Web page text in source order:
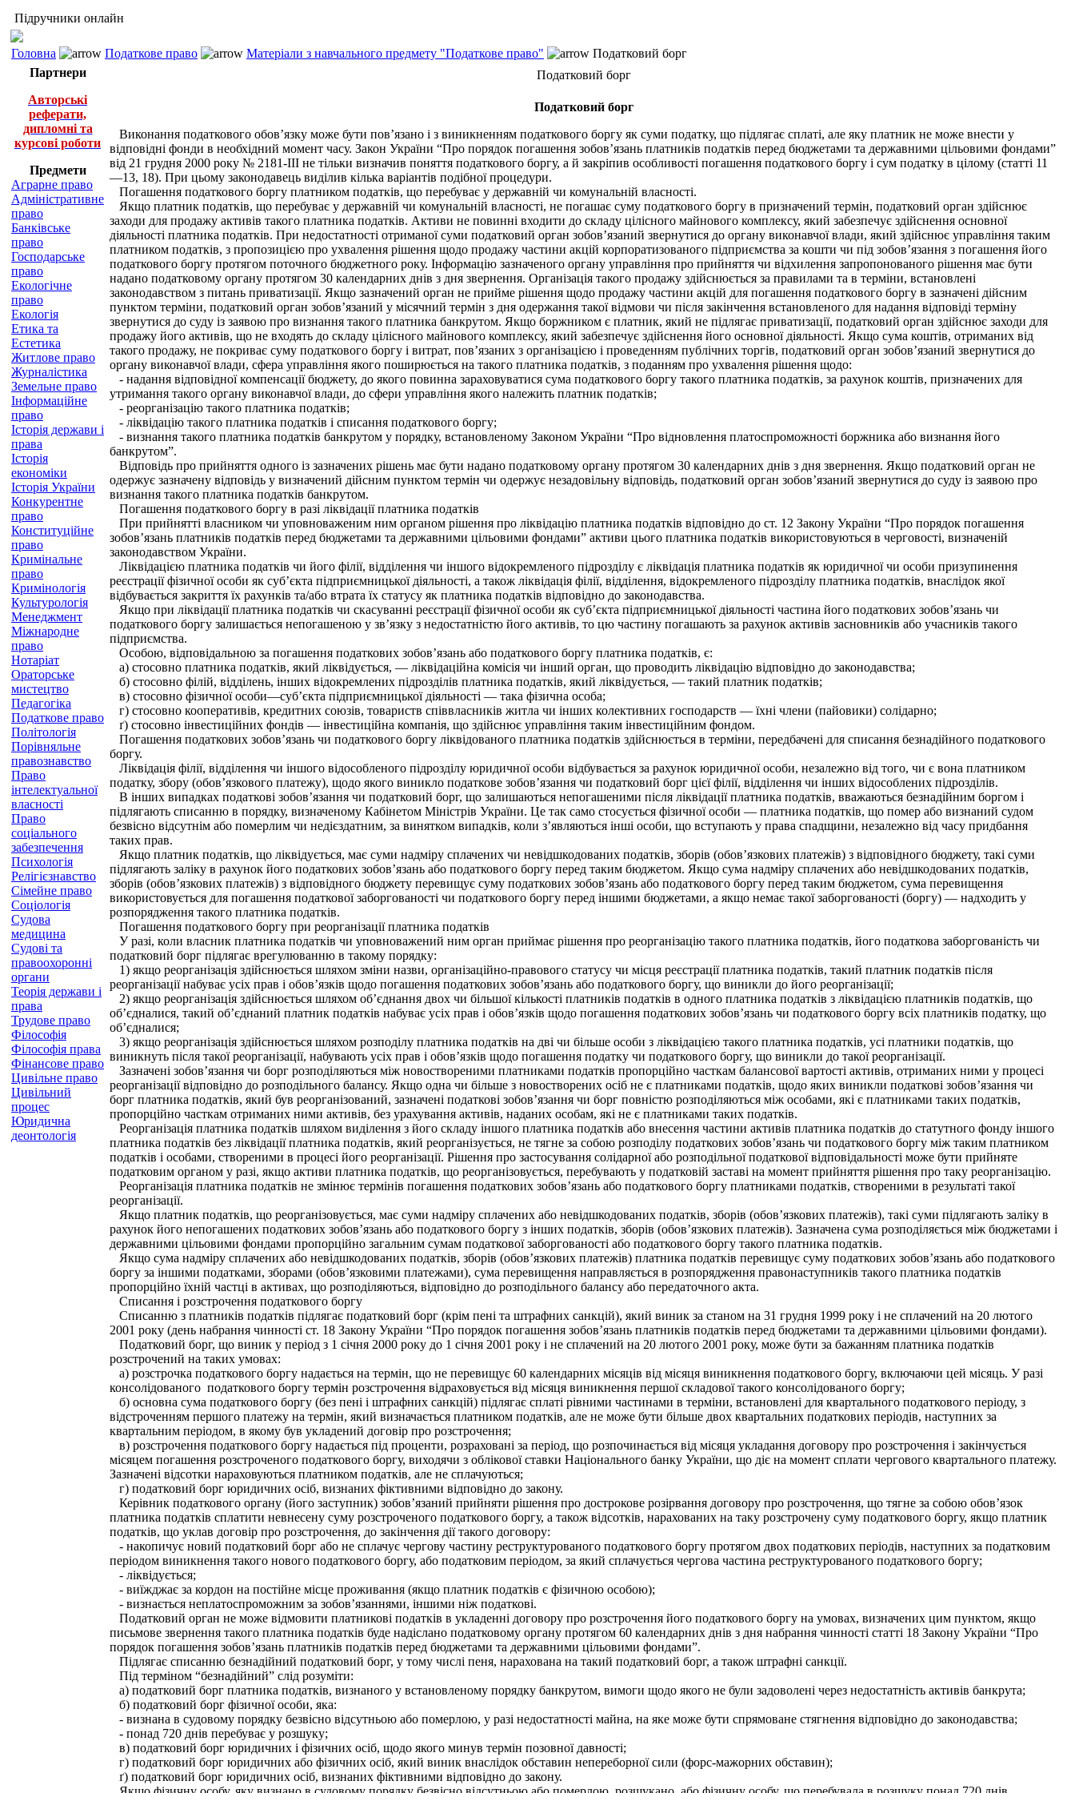
Підручники онлайн
Головна Податкове право Матеріали з навчального предмету "Податкове право"
Податковий борг
Партнери
Авторські
реферати,
дипломні та
курсові роботи
Предмети
Аграрне право
Адміністративне
право
Банківське
право
Господарське
право
Екологічне
право
Екологія
Етика та
Естетика
Житлове право
Журналістика
Земельне право
Інформаційне
право
Історія держави і
права
Історія
економіки
Історія України
Конкурентне
право
Конституційне
право
Кримінальне
право
Кримінологія
Культурологія
Менеджмент
Міжнародне
право
Нотаріат
Ораторське
мистецтво
Педагогіка
Податкове право
Політологія
Порівняльне
правознавство
Право
інтелектуальної
власності
Право
соціального
забезпечення
Психологія
Релігієзнавство
Сімейне право
Соціологія
Судова
медицина
Судові та
правоохоронні
органи
Теорія держави і
права
Трудове право
Філософія
Філософія права
Фінансове право
Цивільне право
Цивільний
процес
Юридична
деонтологія
Податковий борг
Податковий борг
Виконання податкового обов’язку може бути пов’язано і з виникненням податкового боргу як суми податку, що підлягає сплаті, але яку платник не може внести у
відповідні фонди в необхідний момент часу. Закон України “Про порядок погашення зобов’язань платників податків перед бюджетами та державними цільовими фондами”
від 21 грудня 2000 року № 2181-ІІІ не тільки визначив поняття податкового боргу, а й закріпив особливості погашення податкового боргу і сум податку в цілому (статті 11
—13, 18). При цьому законодавець виділив кілька варіантів подібної процедури.
Погашення податкового боргу платником податків, що перебуває у державній чи комунальній власності.
Якщо платник податків, що перебуває у державній чи комунальній власності, не погашає суму податкового боргу в призначений термін, податковий орган здійснює
заходи для продажу активів такого платника податків. Активи не повинні входити до складу цілісного майнового комплексу, який забезпечує здійснення основної
діяльності платника податків. При недостатності отриманої суми податковий орган зобов’язаний звернутися до органу виконавчої влади, який здійснює управління таким
платником податків, з пропозицією про ухвалення рішення щодо продажу частини акцій корпоратизованого підприємства за кошти чи під зобов’язання з погашення його
податкового боргу протягом поточного бюджетного року. Інформацію зазначеного органу управління про прийняття чи відхилення запропонованого рішення має бути
надано податковому органу протягом 30 календарних днів з дня звернення. Організація такого продажу здійснюється за правилами та в терміни, встановлені
законодавством з питань приватизації. Якщо зазначений орган не прийме рішення щодо продажу частини акцій для погашення податкового боргу в зазначені дійсним
пунктом терміни, податковий орган зобов’язаний у місячний термін з дня одержання такої відмови чи після закінчення встановленого для надання відповіді терміну
звернутися до суду із заявою про визнання такого платника банкрутом. Якщо боржником є платник, який не підлягає приватизації, податковий орган здійснює заходи для
продажу його активів, що не входять до складу цілісного майнового комплексу, який забезпечує здійснення його основної діяльності. Якщо сума коштів, отриманих від
такого продажу, не покриває суму податкового боргу і витрат, пов’язаних з організацією і проведенням публічних торгів, податковий орган зобов’язаний звернутися до
органу виконавчої влади, сфера управління якого поширюється на такого платника податків, з поданням про ухвалення рішення щодо:
- надання відповідної компенсації бюджету, до якого повинна зараховуватися сума податкового боргу такого платника податків, за рахунок коштів, призначених для
утримання такого органу виконавчої влади, до сфери управління якого належить платник податків;
- реорганізацію такого платника податків;
- ліквідацію такого платника податків і списання податкового боргу;
- визнання такого платника податків банкрутом у порядку, встановленому Законом України “Про відновлення платоспроможності боржника або визнання його
банкрутом”.
Відповідь про прийняття одного із зазначених рішень має бути надано податковому органу протягом 30 календарних днів з дня звернення. Якщо податковий орган не
одержує зазначену відповідь у визначений дійсним пунктом термін чи одержує незадовільну відповідь, податковий орган зобов’язаний звернутися до суду із заявою про
визнання такого платника податків банкрутом.
Погашення податкового боргу в разі ліквідації платника податків
При прийнятті власником чи уповноваженим ним органом рішення про ліквідацію платника податків відповідно до ст. 12 Закону України “Про порядок погашення
зобов’язань платників податків перед бюджетами та державними цільовими фондами” активи цього платника податків використовуються в черговості, визначеній
законодавством України.
Ліквідацією платника податків чи його філії, відділення чи іншого відокремленого підрозділу є ліквідація платника податків як юридичної чи особи призупинення
реєстрації фізичної особи як суб’єкта підприємницької діяльності, а також ліквідація філії, відділення, відокремленого підрозділу платника податків, внаслідок якої
відбувається закриття їх рахунків та/або втрата їх статусу як платника податків відповідно до законодавства.
Якщо при ліквідації платника податків чи скасуванні реєстрації фізичної особи як суб’єкта підприємницької діяльності частина його податкових зобов’язань чи
податкового боргу залишається непогашеною у зв’язку з недостатністю його активів, то цю частину погашають за рахунок активів засновників або учасників такого
підприємства.
Особою, відповідальною за погашення податкових зобов’язань або податкового боргу платника податків, є:
а) стосовно платника податків, який ліквідується, — ліквідаційна комісія чи інший орган, що проводить ліквідацію відповідно до законодавства;
б) стосовно філій, відділень, інших відокремлених підрозділів платника податків, який ліквідується, — такий платник податків;
в) стосовно фізичної особи—суб’єкта підприємницької діяльності — така фізична особа;
г) стосовно кооперативів, кредитних союзів, товариств співвласників житла чи інших колективних господарств — їхні члени (пайовики) солідарно;
ґ) стосовно інвестиційних фондів — інвестиційна компанія, що здійснює управління таким інвестиційним фондом.
Погашення податкових зобов’язань чи податкового боргу ліквідованого платника податків здійснюється в терміни, передбачені для списання безнадійного податкового
боргу.
Ліквідація філії, відділення чи іншого відособленого підрозділу юридичної особи відбувається за рахунок юридичної особи, незалежно від того, чи є вона платником
податку, збору (обов’язкового платежу), щодо якого виникло податкове зобов’язання чи податковий борг цієї філії, відділення чи інших відособлених підрозділів.
В інших випадках податкові зобов’язання чи податковий борг, що залишаються непогашеними після ліквідації платника податків, вважаються безнадійним боргом і
підлягають списанню в порядку, визначеному Кабінетом Міністрів України. Це так само стосується фізичної особи — платника податків, що помер або визнаний судом
безвісно відсутнім або померлим чи недієздатним, за винятком випадків, коли з’являються інші особи, що вступають у права спадщини, незалежно від часу придбання
таких прав.
Якщо платник податків, що ліквідується, має суми надміру сплачених чи невідшкодованих податків, зборів (обов’язкових платежів) з відповідного бюджету, такі суми
підлягають заліку в рахунок його податкових зобов’язань або податкового боргу перед таким бюджетом. Якщо сума надміру сплачених або невідшкодованих податків,
зборів (обов’язкових платежів) з відповідного бюджету перевищує суму податкових зобов’язань або податкового боргу перед таким бюджетом, сума перевищення
використовується для погашення податкової заборгованості чи податкового боргу перед іншими бюджетами, а якщо немає такої заборгованості (боргу) — надходить у
розпорядження такого платника податків.
Погашення податкового боргу при реорганізації платника податків
У разі, коли власник платника податків чи уповноважений ним орган приймає рішення про реорганізацію такого платника податків, його податкова заборгованість чи
податковий борг підлягає врегулюванню в такому порядку:
1) якщо реорганізація здійснюється шляхом зміни назви, організаційно-правового статусу чи місця реєстрації платника податків, такий платник податків після
реорганізації набуває усіх прав і обов’язків щодо погашення податкових зобов’язань або податкового боргу, що виникли до його реорганізації;
2) якщо реорганізація здійснюється шляхом об’єднання двох чи більшої кількості платників податків в одного платника податків з ліквідацією платників податків, що
об’єдналися, такий об’єднаний платник податків набуває усіх прав і обов’язків щодо погашення податкових зобов’язань чи податкового боргу всіх платників податку, що
об’єдналися;
3) якщо реорганізація здійснюється шляхом розподілу платника податків на дві чи більше особи з ліквідацією такого платника податків, усі платники податків, що
виникнуть після такої реорганізації, набувають усіх прав і обов’язків щодо погашення податку чи податкового боргу, що виникли до такої реорганізації.
Зазначені зобов’язання чи борг розподіляються між новоствореними платниками податків пропорційно часткам балансової вартості активів, отриманих ними у процесі
реорганізації відповідно до розподільного балансу. Якщо одна чи більше з новостворених осіб не є платниками податків, щодо яких виникли податкові зобов’язання чи
борг платника податків, який був реорганізований, зазначені податкові зобов’язання чи борг повністю розподіляються між особами, які є платниками таких податків,
пропорційно часткам отриманих ними активів, без урахування активів, наданих особам, які не є платниками таких податків.
Реорганізація платника податків шляхом виділення з його складу іншого платника податків або внесення частини активів платника податків до статутного фонду іншого
платника податків без ліквідації платника податків, який реорганізується, не тягне за собою розподілу податкових зобов’язань чи податкового боргу між таким платником
податків і особами, створеними в процесі його реорганізації. Рішення про застосування солідарної або розподільної податкової відповідальності може бути прийняте
податковим органом у разі, якщо активи платника податків, що реорганізовується, перебувають у податковій заставі на момент прийняття рішення про таку реорганізацію.
Реорганізація платника податків не змінює термінів погашення податкових зобов’язань або податкового боргу платниками податків, створеними в результаті такої
реорганізації.
Якщо платник податків, що реорганізовується, має суми надміру сплачених або невідшкодованих податків, зборів (обов’язкових платежів), такі суми підлягають заліку в
рахунок його непогашених податкових зобов’язань або податкового боргу з інших податків, зборів (обов’язкових платежів). Зазначена сума розподіляється між бюджетами і
державними цільовими фондами пропорційно загальним сумам податкової заборгованості або податкового боргу такого платника податків.
Якщо сума надміру сплачених або невідшкодованих податків, зборів (обов’язкових платежів) платника податків перевищує суму податкових зобов’язань або податкового
боргу за іншими податками, зборами (обов’язковими платежами), сума перевищення направляється в розпорядження правонаступників такого платника податків
пропорційно їхній частці в активах, що розподіляються, відповідно до розподільного балансу або передаточного акта.
Списання і розстрочення податкового боргу
Списанню з платників податків підлягає податковий борг (крім пені та штрафних санкцій), який виник за станом на 31 грудня 1999 року і не сплачений на 20 лютого
2001 року (день набрання чинності ст. 18 Закону України “Про порядок погашення зобов’язань платників податків перед бюджетами та державними цільовими фондами).
Податковий борг, що виник у період з 1 січня 2000 року до 1 січня 2001 року і не сплачений на 20 лютого 2001 року, може бути за бажанням платника податків
розстрочений на таких умовах:
а) розстрочка податкового боргу надається на термін, що не перевищує 60 календарних місяців від місяця виникнення податкового боргу, включаючи цей місяць. У разі
консолідованого податкового боргу термін розстрочення відраховується від місяця виникнення першої складової такого консолідованого боргу;
б) основна сума податкового боргу (без пені і штрафних санкцій) підлягає сплаті рівними частинами в терміни, встановлені для квартального податкового періоду, з
відстроченням першого платежу на термін, який визначається платником податків, але не може бути більше двох квартальних податкових періодів, наступних за
квартальним періодом, в якому був укладений договір про розстрочення;
в) розстрочення податкового боргу надається під проценти, розраховані за період, що розпочинається від місяця укладання договору про розстрочення і закінчується
місяцем погашення розстроченого податкового боргу, виходячи з облікової ставки Національного банку України, що діє на момент сплати чергового квартального платежу.
Зазначені відсотки нараховуються платником податків, але не сплачуються;
г) податковий борг юридичних осіб, визнаних фіктивними відповідно до закону.
Керівник податкового органу (його заступник) зобов’язаний прийняти рішення про дострокове розірвання договору про розстрочення, що тягне за собою обов’язок
платника податків сплатити невнесену суму розстроченого податкового боргу, а також відсотків, нарахованих на таку розстрочену суму податкового боргу, якщо платник
податків, що уклав договір про розстрочення, до закінчення дії такого договору:
- накопичує новий податковий борг або не сплачує чергову частину реструктурованого податкового боргу протягом двох податкових періодів, наступних за податковим
періодом виникнення такого нового податкового боргу, або податковим періодом, за який сплачується чергова частина реструктурованого податкового боргу;
- ліквідується;
- виїжджає за кордон на постійне місце проживання (якщо платник податків є фізичною особою);
- визнається неплатоспроможним за зобов’язаннями, іншими ніж податкові.
Податковий орган не може відмовити платникові податків в укладенні договору про розстрочення його податкового боргу на умовах, визначених цим пунктом, якщо
письмове звернення такого платника податків буде надіслано податковому органу протягом 60 календарних днів з дня набрання чинності статті 18 Закону України “Про
порядок погашення зобов’язань платників податків перед бюджетами та державними цільовими фондами”.
Підлягає списанню безнадійний податковий борг, у тому числі пеня, нарахована на такий податковий борг, а також штрафні санкції.
Під терміном “безнадійний” слід розуміти:
а) податковий борг платника податків, визнаного у встановленому порядку банкрутом, вимоги щодо якого не були задоволені через недостатність активів банкрута;
б) податковий борг фізичної особи, яка:
- визнана в судовому порядку безвісно відсутньою або померлою, у разі недостатності майна, на яке може бути спрямоване стягнення відповідно до законодавства;
- понад 720 днів перебуває у розшуку;
в) податковий борг юридичних і фізичних осіб, щодо якого минув термін позовної давності;
г) податковий борг юридичних або фізичних осіб, який виник внаслідок обставин непереборної сили (форс-мажорних обставин);
ґ) податковий борг юридичних осіб, визнаних фіктивними відповідно до закону.